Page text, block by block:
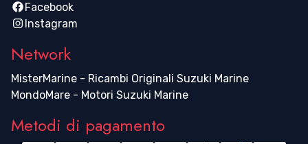
Facebook
Instagram
Network
MisterMarine - Ricambi Originali Suzuki Marine
MondoMare - Motori Suzuki Marine
Metodi di pagamento